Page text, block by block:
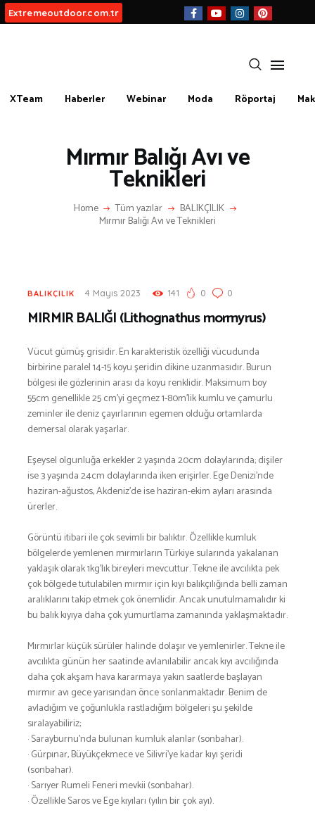
Extremeoutdoor.com.tr
XTeam Haberler Webinar Moda Röportaj
Mırmır Balığı Avı ve
Teknikleri
Home Tüm yazılar BALIKÇILIK
Mırmır Balığı Avı ve Teknikleri
BIZ KIMIZ?
İLETIŞIM
KATEGORİLER
İLGİNÇ BİLGİLER
AYAKKABI
BALIKÇILIK
BİSİKLET
DAĞCILIK
DENİZ & HAVUZ
GİYİM
KAMPÇILIK
KARA AVI
KARAVAN
OTO | MOTO
KOŞU
PET SHOP
YAŞAM VE SAĞLIK
SCUBA DALIŞ
SEYAHAT
SNOWBOARD
SPOR & FİTNESS
TEKNE & YAT
TEKNOLOJİ
TENİS
TIRMANIŞ
YÜRÜYÜŞ
YÜZME
ARŞİVLER
BALIKÇILIK 4 Mayıs 2023 141 0 0
MIRMIR BALIĞI (Lithognathus mormyrus)
Vücut gümüş grisidir. En karakteristik özelliği vücudunda
birbirine paralel 14-15 koyu şeridin dikine uzanmasıdır. Burun
bölgesi ile gözlerinin arası da koyu renklidir. Maksimum boy
55cm genellikle 25 cm’yi geçmez 1-80m’lik kumlu ve çamurlu
zeminler ile deniz çayırlarının egemen olduğu ortamlarda
demersal olarak yaşarlar.
Eşeysel olgunluğa erkekler 2 yaşında 20cm dolaylarında; dişiler
ise 3 yaşında 24cm dolaylarında iken erişirler. Ege Denizi’nde
haziran-ağustos, Akdeniz’de ise haziran-ekim ayları arasında
ürerler.
Görüntü itibari ile çok sevimli bir balıktır. Özellikle kumluk
bölgelerde yemlenen mırmırların Türkiye sularında yakalanan
yaklaşık olarak 1kg’lık bireyleri mevcuttur. Tekne ile avcılıkta pek
çok bölgede tutulabilen mırmır için kıyı balıkçılığında belli zaman
aralıklarını takip etmek çok önemlidir. Ancak unutulmamalıdır ki
bu balık kıyıya daha çok yumurtlama zamanında yaklaşmaktadır.
Mırmırlar küçük sürüler halinde dolaşır ve yemlenirler. Tekne ile
avcılıkta günün her saatinde avlanılabilir ancak kıyı avcılığında
daha çok akşam hava kararmaya yakın saatlerde başlayan
mırmır avı gece yarısından önce sonlanmaktadır. Benim de
avladığım ve çoğunlukla rastladığım bölgeleri şu şekilde
sıralayabiliriz;
· Sarayburnu’nda bulunan kumluk alanlar (sonbahar).
· Gürpınar, Büyükçekmece ve Silivri’ye kadar kıyı şeridi
(sonbahar).
· Sarıyer Rumeli Feneri mevkii (sonbahar).
· Özellikle Saros ve Ege kıyıları (yılın bir çok ayı).